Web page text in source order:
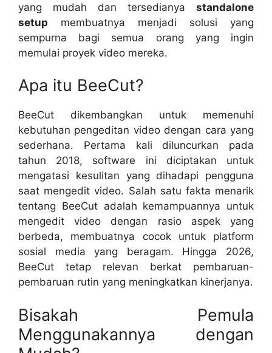
yang mudah dan tersedianya standalone
setup membuatnya menjadi solusi yang
sempurna bagi semua orang yang ingin
memulai proyek video mereka.
Apa itu BeeCut?
BeeCut dikembangkan untuk memenuhi
kebutuhan pengeditan video dengan cara yang
sederhana. Pertama kali diluncurkan pada
tahun 2018, software ini diciptakan untuk
mengatasi kesulitan yang dihadapi pengguna
saat mengedit video. Salah satu fakta menarik
tentang BeeCut adalah kemampuannya untuk
mengedit video dengan rasio aspek yang
berbeda, membuatnya cocok untuk platform
sosial media yang beragam. Hingga 2026,
BeeCut tetap relevan berkat pembaruan-
pembaruan rutin yang meningkatkan kinerjanya.
Bisakah Pemula
Menggunakannya dengan